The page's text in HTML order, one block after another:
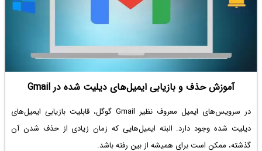
آموزش حذف و بازیابی ایمیل‌های دیلیت شده در Gmail
در سرویس‌های ایمیل معروف نظیر Gmail گوگل، قابلیت بازیابی ایمیل‌های
دیلیت شده وجود دارد. البته ایمیل‌هایی که زمان زیادی از حذف شدن آن
گذشته، ممکن است برای همیشه از بین رفته باشد.